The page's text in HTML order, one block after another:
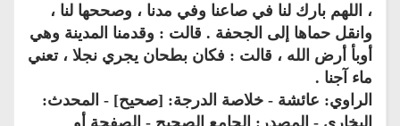
، اللهم بارك لنا في صاعنا وفي مدنا ، وصححها لنا ،
وانقل حماها إلى الجحفة . قالت : وقدمنا المدينة وهي
أوبأ أرض الله ، قالت : فكان بطحان يجري نجلا ، تعني
ماء آجنا .
الراوي: عائشة - خلاصة الدرجة: [صحيح] - المحدث:
البخاري - المصدر: الجامع الصحيح - الصفحة أو